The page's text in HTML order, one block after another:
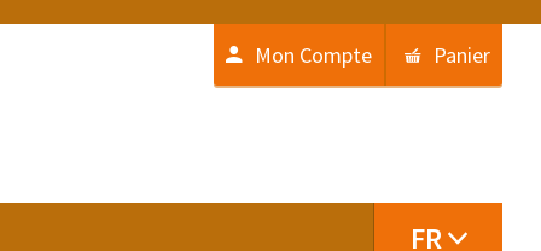
Mon Compte Panier
FR